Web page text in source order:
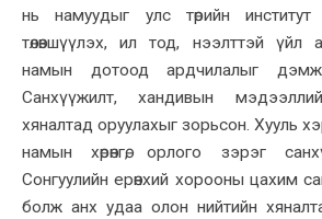
нь намуудыг улс төрийн институт
төлөвшүүлэх, ил тод, нээлттэй үйл
намын дотоод ардчилалыг
Санхүүжилт, хандивын
хяналтад оруулахыг зорьсон. Хууль
намын хөрөнгө, орлого зэрэг
Сонгуулийн ерөнхий хорооны цахим
болж анх удаа олон нийтийн